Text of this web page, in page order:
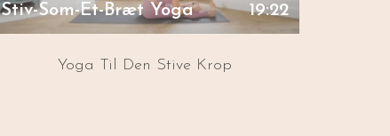
Stiv-Som-Et-Bræt Yoga 19:22
Yoga Til Den Stive Krop